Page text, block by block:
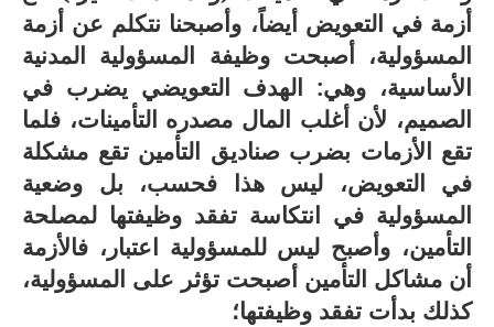
أزمة في التعويض أيضاً، وأصبحنا نتكلم عن أزمة
المسؤولية، أصبحت وظيفة المسؤولية المدنية
الأساسية، وهي: الهدف التعويضي يضرب في
الصميم، لأن أغلب المال مصدره التأمينات، فلما
تقع الأزمات بضرب صناديق التأمين تقع مشكلة
في التعويض، ليس هذا فحسب، بل وضعية
المسؤولية في انتكاسة تفقد وظيفتها لمصلحة
التأمين، وأصبح ليس للمسؤولية اعتبار، فالأزمة
أن مشاكل التأمين أصبحت تؤثر على المسؤولية،
كذلك بدأت تفقد وظيفتها؛